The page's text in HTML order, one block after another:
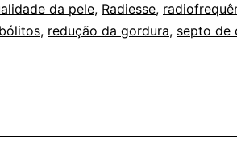
da pele, Radiesse,
, redução da gordura, septo de